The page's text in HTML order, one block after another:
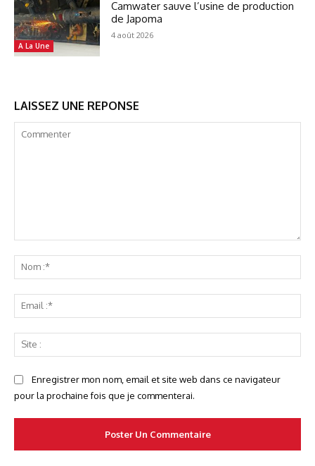
A La Une
Camwater sauve l’usine de production
de Japoma
4 août 2026
LAISSEZ UNE REPONSE
:*
:*
:
Enregistrer mon nom, email et site web dans ce navigateur
pour la prochaine fois que je commenterai.